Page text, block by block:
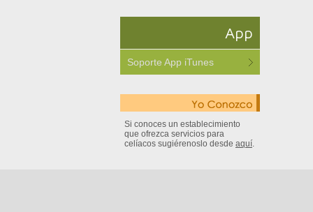
App
Soporte App iTunes
Si conoces un establecimiento
que ofrezca servicios para
celíacos sugiérenoslo desde aquí.